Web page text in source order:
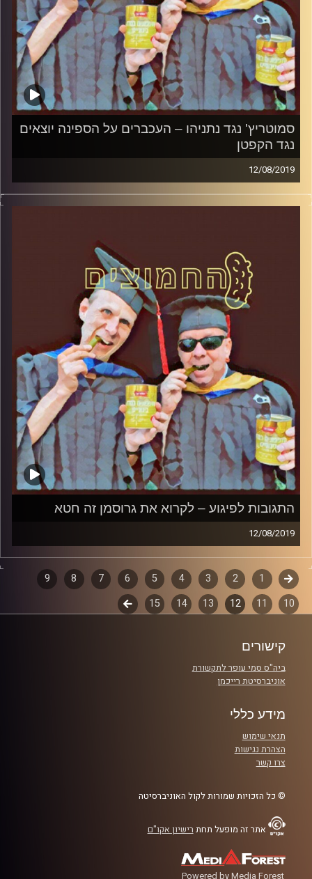
סמוטריץ' נגד נתניהו – העכברים על הספינה יוצאים
נגד הקפטן
12/08/2019
פרופסור בועז בן-דוד ופרופסור גלעד הירשברגר
קרדיט תמונות:AudioVersity
התגובות לפיגוע – לקרוא את גרוסמן זה חטא
12/08/2019
פרופסור בועז בן-דוד ופרופסור גלעד הירשברגר
במבט פסיכולוגי על בחירות 2019
.
והפעם: התגובות לפיגוע – לקרוא את גרוסמן זה
חטא
קרדיט תמונות:
דפדוף
פרקים
קודם 1
2
3
4
5
6
7
8
9
10
11
12
13
14
15
לשלב
קישורים
ביה"ס סמי עופר לתקשורת
אוניברסיטת רייכמן
מידע כללי
תנאי שימוש
הצהרת נגישות
צרו קשר
© כל הזכויות שמורות לקול האוניברסיטה
אתר זה מופעל תחת רישיון אקו"ם
Powered by Media Forest